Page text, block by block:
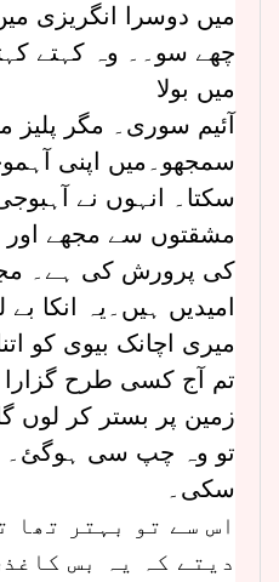
میں دوسرا انگریزی
چھے سو۔۔ وہ کہتے
میں بولا
آئیم سوری۔ مگر پلیز
سمجھو۔میں اپنی
سکتا۔ انہوں نے
مشقتوں سے مجھے اور
کی پرورش کی ہے۔
امیدیں ہیں۔یہ انکا
میری اچانک بیوی کو
تم آج کسی طرح گزارا
زمین پر بستر کر لوں
تو وہ چپ سی ہوگئ۔
سکی۔
اس سے تو بہتر تھا
دیتے کہ یہ بس